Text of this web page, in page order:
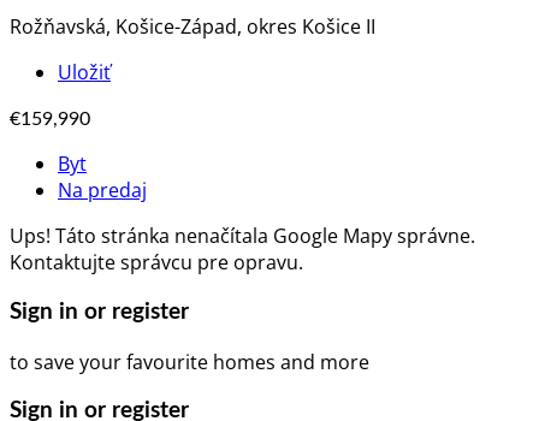
Rožňavská, Košice-Západ, okres Košice II
Uložiť
€159,990
Byt
Na predaj
Ups! Táto stránka nenačítala Google Mapy správne.
Kontaktujte správcu pre opravu.
Sign in or register
to save your favourite homes and more
Sign in or register